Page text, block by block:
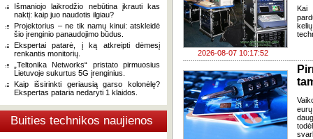
Išmaniojo laikrodžio nebūtina įkrauti kas
naktį: kaip juo naudotis ilgiau?
Projektorius – ne tik namų kinui: atskleidė
šio įrenginio panaudojimo būdus.
Ekspertai patarė, į ką atkreipti dėmesį
renkantis monitorių.
„Teltonika Networks“ pristato pirmuosius
Lietuvoje sukurtus 5G įrenginius.
Kaip išsirinkti geriausią garso kolonėlę?
Ekspertas pataria nedaryti 1 klaidos.
Buities technikos naujienos
2026-08-07 10:17:52
Kai